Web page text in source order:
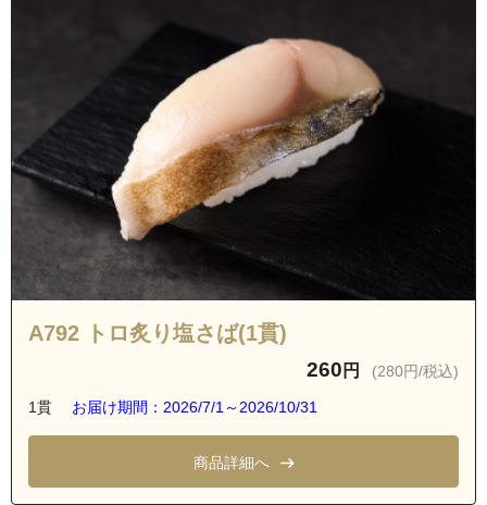
A792 トロ炙り塩さば(1貫)
260 円 (280円/税込)
1貫 お届け期間：2026/7/1～2026/10/31
商品詳細へ